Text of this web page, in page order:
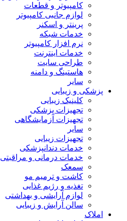
کامپیوتر و قطعات
لوازم جانبی کامپیوتر
پرینتر و اسکنر
خدمات شبکه
نرم افزار کامپیوتر
خدمات اینترنت
طراحی سایت
هاستینگ و دامنه
سایر
پزشکی و زیبایی
کلینیک زیبایی
تجهیزات پزشکی
تجهیزات آزمایشگاهی
سایر
تجهیزات زیبایی
خدمات دندانپزشکی
خدمات درمانی و مراقبتی
سمعک
کاشت و ترمیم مو
تغذیه و رژیم غذایی
لوازم آرایشی و بهداشتی
سالن آرایش و زیبایی
املاک